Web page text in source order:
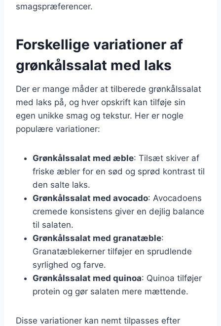
smagspræferencer.
Forskellige variationer af
grønkålssalat med laks
Der er mange måder at tilberede grønkålssalat
med laks på, og hver opskrift kan tilføje sin
egen unikke smag og tekstur. Her er nogle
populære variationer:
Grønkålssalat med æble: Tilsæt skiver af
friske æbler for en sød og sprød kontrast til
den salte laks.
Grønkålssalat med avocado: Avocadoens
cremede konsistens giver en dejlig balance
til salaten.
Grønkålssalat med granatæble:
Granatæblekerner tilføjer en sprudlende
syrlighed og farve.
Grønkålssalat med quinoa: Quinoa tilføjer
protein og gør salaten mere mættende.
Disse variationer kan nemt tilpasses efter